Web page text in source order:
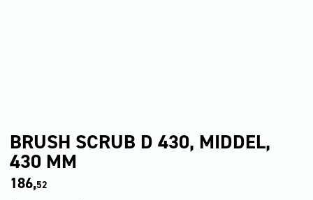
BRUSH SCRUB D 430, MIDDEL,
430 MM
186,52